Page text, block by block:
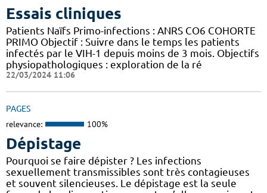
Essais cliniques
Patients Naïfs Primo-infections : ANRS CO6 COHORTE
PRIMO Objectif : Suivre dans le temps les patients
infectés par le VIH-1 depuis moins de 3 mois. Objectifs
physiopathologiques : exploration de la ré
22/03/2024 11:06
PAGES
relevance: 100%
Dépistage
Pourquoi se faire dépister ? Les infections
sexuellement transmissibles sont très contagieuses
et souvent silencieuses. Le dépistage est la seule